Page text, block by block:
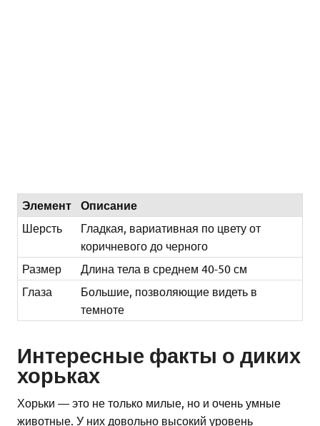
Элемент Описание
Шерсть
Гладкая, вариативная по цвету от
коричневого до черного
Размер
Длина тела в среднем 40-50 см
Глаза
Большие, позволяющие видеть в
темноте
Интересные факты о диких
хорьках
Хорьки — это не только милые, но и очень умные
животные. У них довольно высокий уровень